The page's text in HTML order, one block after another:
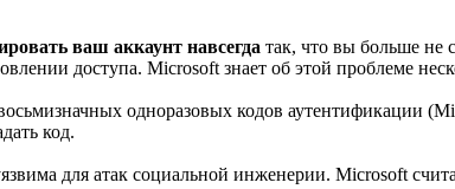
ваш аккаунт навсегда так, что вы больше не
доступа. Microsoft знает об этой проблеме
одноразовых кодов аутентификации
код.
для атак социальной инженерии. Microsoft